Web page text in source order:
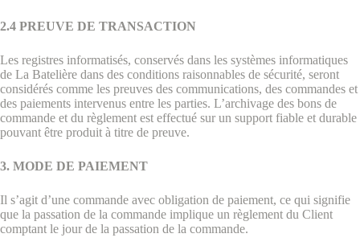
2.4 PREUVE DE TRANSACTION
Les registres informatisés, conservés dans les systèmes informatiques
de La Batelière dans des conditions raisonnables de sécurité, seront
considérés comme les preuves des communications, des commandes et
des paiements intervenus entre les parties. L’archivage des bons de
commande et du règlement est effectué sur un support fiable et durable
pouvant être produit à titre de preuve.
3. MODE DE PAIEMENT
Il s’agit d’une commande avec obligation de paiement, ce qui signifie
que la passation de la commande implique un règlement du Client
comptant le jour de la passation de la commande.